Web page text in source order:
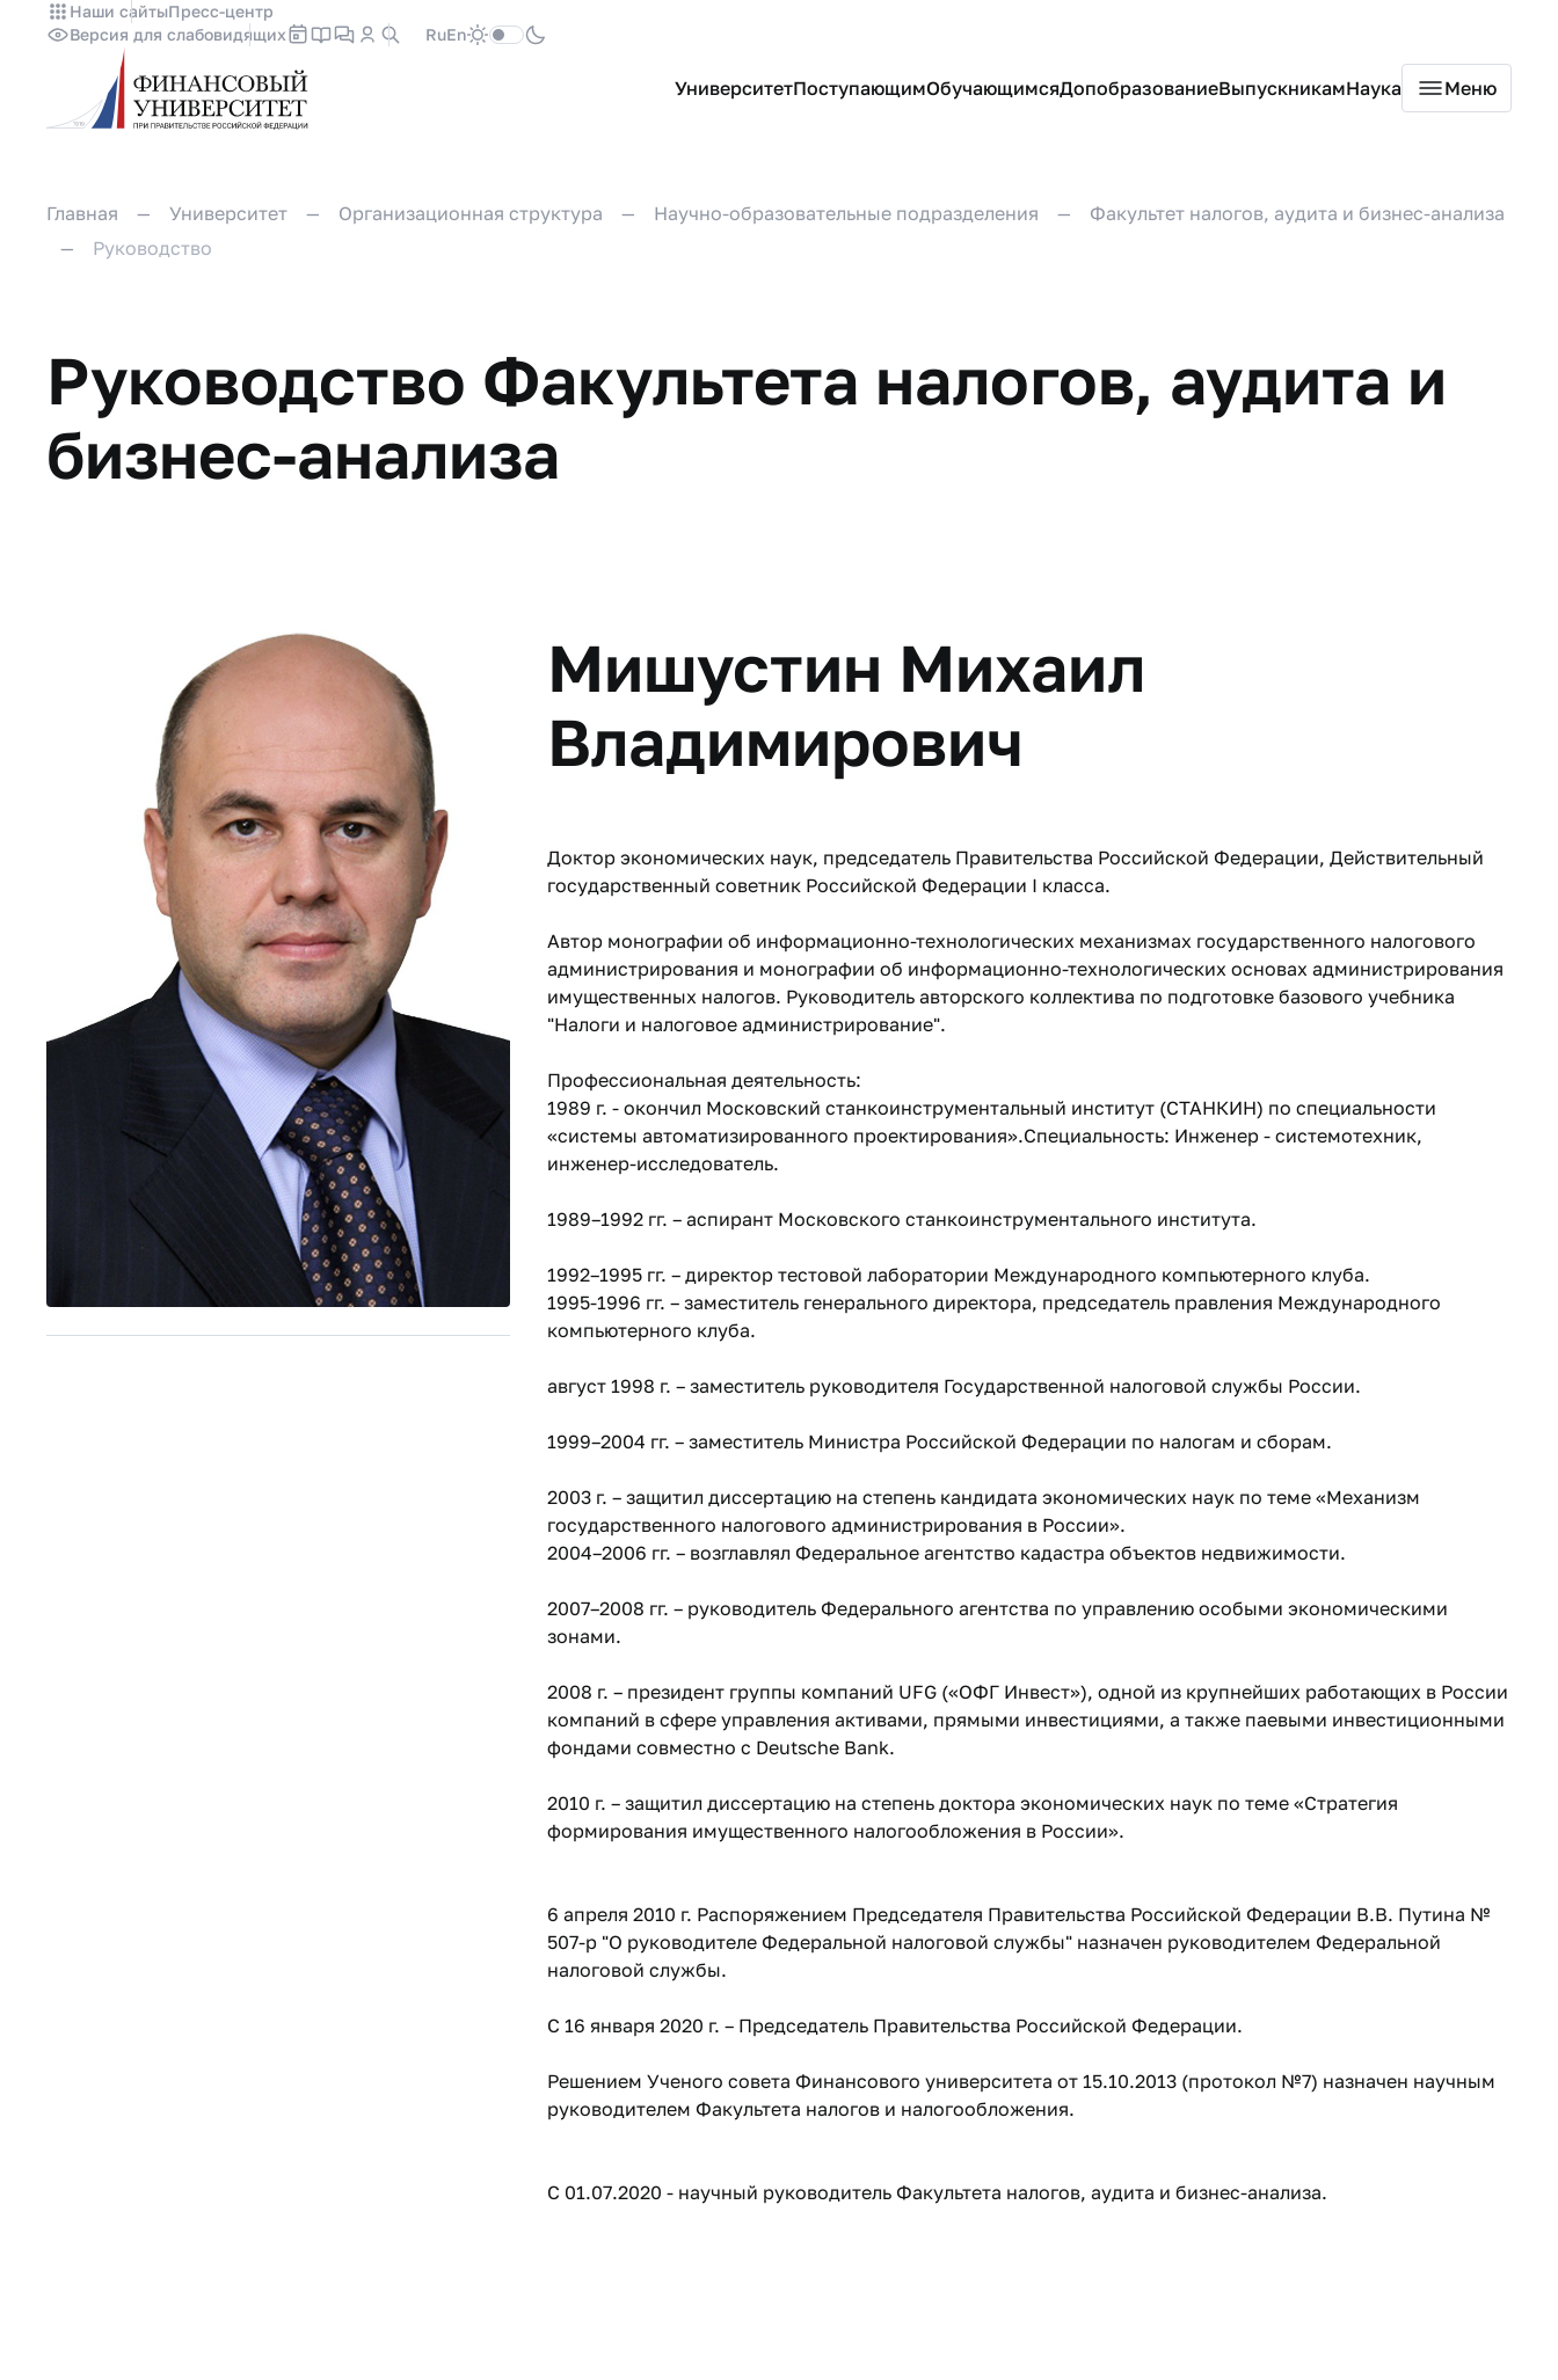
Наши сайтыПресс-центр
Версия для слабовидящих
RuEn
УниверситетПоступающимОбучающимсяДопобразованиеВыпускникамНаука Меню
Главная Университет Организационная структура Научно-образовательные подразделения
Факультет налогов, аудита и бизнес-анализа
Руководство
Руководство Факультета налогов, аудита и
бизнес-анализа
Мишустин Михаил
Владимирович
Доктор экономических наук, председатель Правительства Российской Федерации, Действительный
государственный советник Российской Федерации I класса.
Автор монографии об информационно-технологических механизмах государственного налогового
администрирования и монографии об информационно-технологических основах администрирования
имущественных налогов. Руководитель авторского коллектива по подготовке базового учебника
"Налоги и налоговое администрирование".
Профессиональная деятельность:
1989 г. - окончил Московский станкоинструментальный институт (СТАНКИН) по специальности
«системы автоматизированного проектирования».Специальность: Инженер - системотехник,
инженер-исследователь.
1989–1992 гг. – аспирант Московского станкоинструментального института.
1992–1995 гг. – директор тестовой лаборатории Международного компьютерного клуба.
1995-1996 гг. – заместитель генерального директора, председатель правления Международного
компьютерного клуба.
август 1998 г. – заместитель руководителя Государственной налоговой службы России.
1999–2004 гг. – заместитель Министра Российской Федерации по налогам и сборам.
2003 г. – защитил диссертацию на степень кандидата экономических наук по теме «Механизм
государственного налогового администрирования в России».
2004–2006 гг. – возглавлял Федеральное агентство кадастра объектов недвижимости.
2007–2008 гг. – руководитель Федерального агентства по управлению особыми экономическими
зонами.
2008 г. – президент группы компаний UFG («ОФГ Инвест»), одной из крупнейших работающих в России
компаний в сфере управления активами, прямыми инвестициями, а также паевыми инвестиционными
фондами совместно с Deutsche Bank.
2010 г. – защитил диссертацию на степень доктора экономических наук по теме «Стратегия
формирования имущественного налогообложения в России».
6 апреля 2010 г. Распоряжением Председателя Правительства Российской Федерации В.В. Путина №
507-р "О руководителе Федеральной налоговой службы" назначен руководителем Федеральной
налоговой службы.
С 16 января 2020 г. – Председатель Правительства Российской Федерации.
Решением Ученого совета Финансового университета от 15.10.2013 (протокол №7) назначен научным
руководителем Факультета налогов и налогообложения.
С 01.07.2020 - научный руководитель Факультета налогов, аудита и бизнес-анализа.